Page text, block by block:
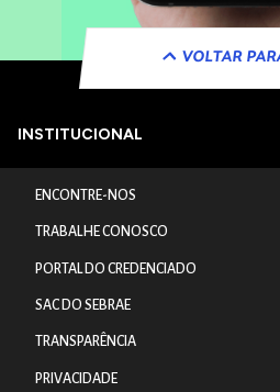
VOLTAR
INSTITUCIONAL
ENCONTRE-NOS
TRABALHE CONOSCO
PORTAL DO CREDENCIADO
SAC DO SEBRAE
TRANSPARÊNCIA
PRIVACIDADE